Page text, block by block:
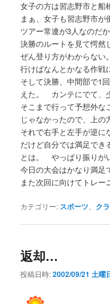
女子の方は習志野市と船
まぁ、女子も習志野市
ツアー常連が3人なのだ
決勝のルートを見て愕
ぜん登り方がわからない。
行けばなんとかなる作戦
そして決勝、中間部で1
えた。 カンテにでて、
そこまで行って予想外
じゃなかったので、上の
それで右手と左手が逆に
だけど自分では満足で
とは。 やっぱり振りが
今日の大会はかなり満足
また次回に向けてトレー
カテゴリー: スポーツ ク
返却…
投稿日時:2002/09/21 土曜